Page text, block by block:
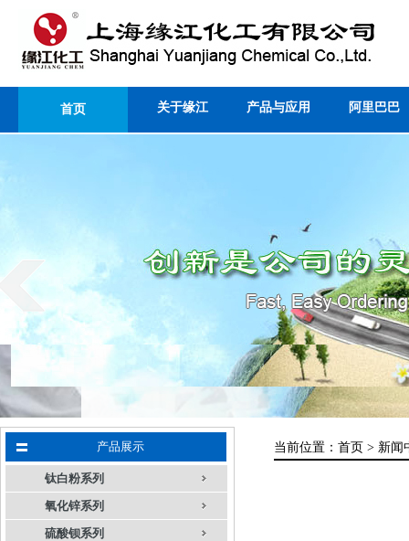
首页 关于缘江 产品与应用 阿里巴巴
产品展示
钛白粉系列
氧化锌系列
硫酸钡系列
当前位置： 首页 > 新闻